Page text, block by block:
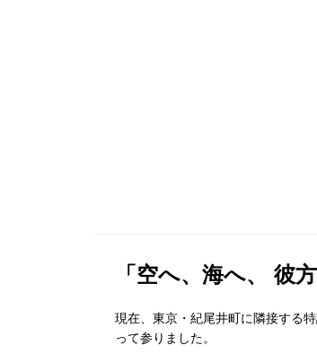
「空へ、海へ、 彼
現在、東京・紀尾井町に隣接する
って参りました。